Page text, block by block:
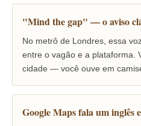
"Mind the gap" — o aviso
No metrô de Londres, essa
entre o vagão e a plataforma.
cidade — você ouve em
Google Maps fala um inglês